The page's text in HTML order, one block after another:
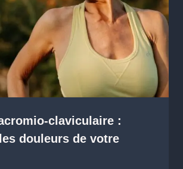
claviculaire :
douleurs de votre